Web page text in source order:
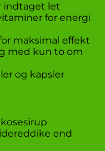
indtaget let
for energi
maksimal effekt
med kun to om
og kapsler
end